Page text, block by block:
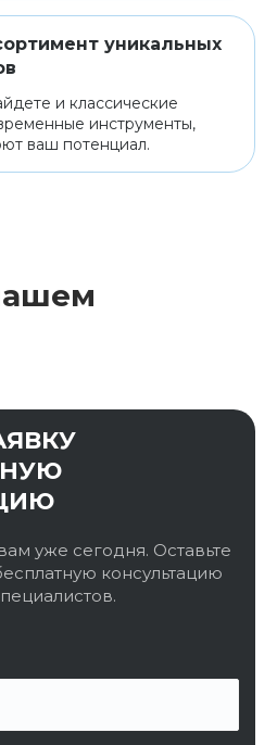
уникальных
и классические
инструменты,
ваш потенциал.
уже сегодня. Оставьте
консультацию